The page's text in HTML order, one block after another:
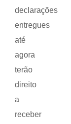
declarações
entregues
até
agora
terão
direito
a
receber